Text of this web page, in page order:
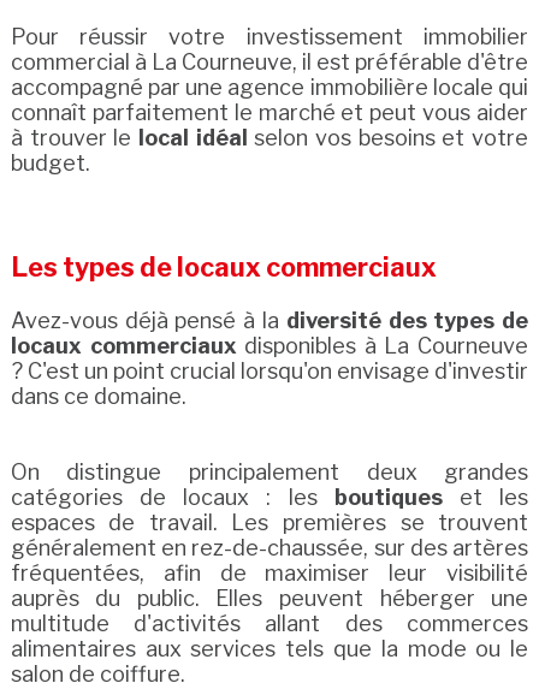
Pour réussir votre investissement immobilier
commercial à La Courneuve, il est préférable d'être
accompagné par une agence immobilière locale qui
connaît parfaitement le marché et peut vous aider
à trouver le
local idéal selon vos besoins et votre
budget.
Les types de locaux commerciaux
Avez-vous déjà pensé à la diversité des types de
locaux commerciauxdisponibles à La Courneuve
? C'est un point crucial lorsqu'on envisage d'investir
dans ce domaine.
On distingue principalement deux grandes
catégories de locaux : les
boutiqueset les
espaces de travail. Les premières se trouvent
généralement en rez-de-chaussée, sur des artères
fréquentées, afin de maximiser leur visibilité
auprès du public. Elles peuvent héberger une
multitude d'activités allant des commerces
alimentaires aux services tels que la mode ou le
salon de coiffure.